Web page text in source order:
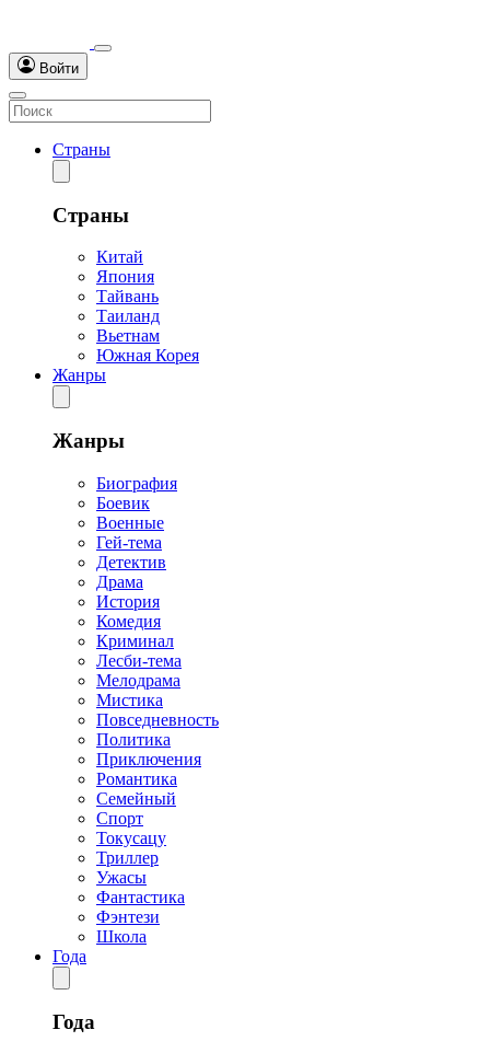
Войти
Страны
Страны
Китай
Япония
Тайвань
Таиланд
Вьетнам
Южная Корея
Жанры
Жанры
Биография
Боевик
Военные
Гей-тема
Детектив
Драма
История
Комедия
Криминал
Лесби-тема
Мелодрама
Мистика
Повседневность
Политика
Приключения
Романтика
Семейный
Спорт
Токусацу
Триллер
Ужасы
Фантастика
Фэнтези
Школа
Года
Года